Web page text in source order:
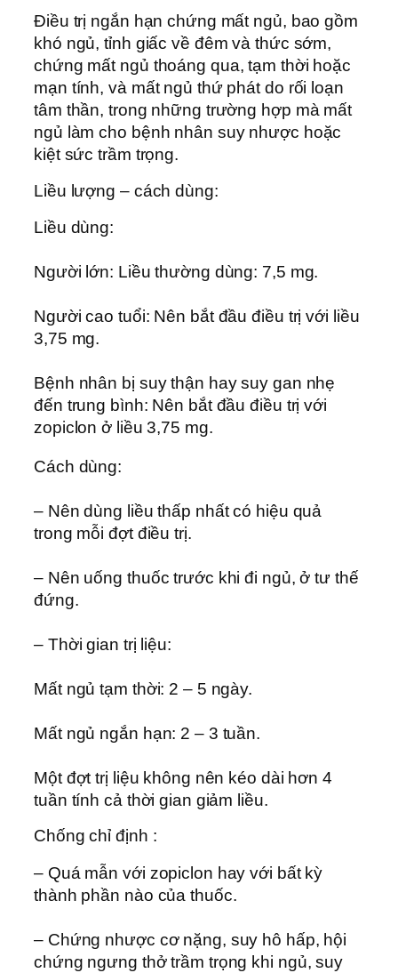
Điều trị ngắn hạn chứng mất ngủ, bao gồm
khó ngủ, tỉnh giấc về đêm và thức sớm,
chứng mất ngủ thoáng qua, tạm thời hoặc
mạn tính, và mất ngủ thứ phát do rối loạn
tâm thần, trong những trường hợp mà mất
ngủ làm cho bệnh nhân suy nhược hoặc
kiệt sức trầm trọng.
Liều lượng – cách dùng:
Liều dùng:
Người lớn: Liều thường dùng: 7,5 mg.
Người cao tuổi: Nên bắt đầu điều trị với liều
3,75 mg.
Bệnh nhân bị suy thận hay suy gan nhẹ
đến trung bình: Nên bắt đầu điều trị với
zopiclon ở liều 3,75 mg.
Cách dùng:
– Nên dùng liều thấp nhất có hiệu quả
trong mỗi đợt điều trị.
– Nên uống thuốc trước khi đi ngủ, ở tư thế
đứng.
– Thời gian trị liệu:
Mất ngủ tạm thời: 2 – 5 ngày.
Mất ngủ ngắn hạn: 2 – 3 tuần.
Một đợt trị liệu không nên kéo dài hơn 4
tuần tính cả thời gian giảm liều.
Chống chỉ định :
– Quá mẫn với zopiclon hay với bất kỳ
thành phần nào của thuốc.
– Chứng nhược cơ nặng, suy hô hấp, hội
chứng ngưng thở trầm trọng khi ngủ, suy